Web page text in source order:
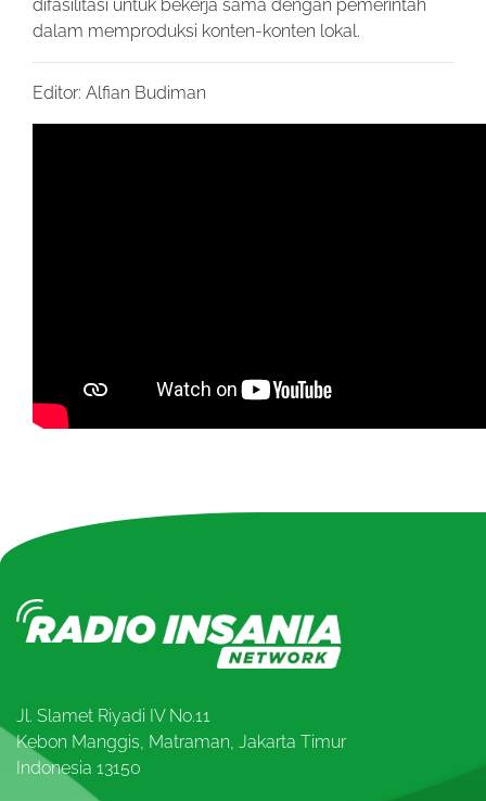
difasilitasi untuk bekerja sama dengan pemerintah
dalam memproduksi konten-konten lokal.
Editor: Alfian Budiman
Jl. Slamet Riyadi IV No.11
Kebon Manggis, Matraman, Jakarta Timur
Indonesia 13150